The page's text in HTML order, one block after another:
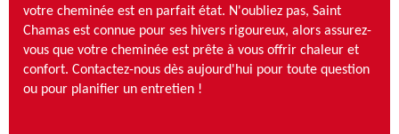
votre cheminée est en parfait état. N'oubliez pas, Saint
Chamas est connue pour ses hivers rigoureux, alors assurez-
vous que votre cheminée est prête à vous offrir chaleur et
confort. Contactez-nous dès aujourd'hui pour toute question
ou pour planifier un entretien !